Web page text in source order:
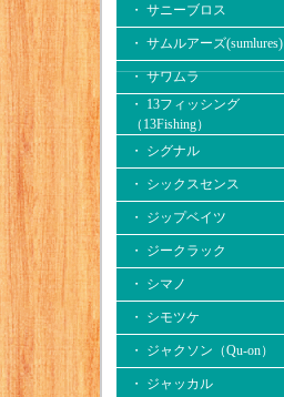
・ サニーブロス
・ サムルアーズ(sumlures)
・ サワムラ
・ 13フィッシング
（13Fishing）
・ シグナル
・ シックスセンス
・ ジップベイツ
・ ジークラック
・ シマノ
・ シモツケ
・ ジャクソン（Qu-on）
・ ジャッカル